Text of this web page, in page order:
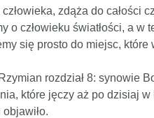
zdąża do całości
o człowieku światłości, a
się prosto do miejsc, które
rozdział 8: synowie
które jęczy aż po dzisiaj